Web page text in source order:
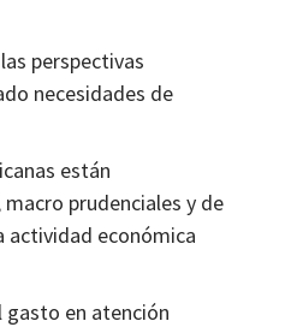
perspectivas
necesidades de
están
prudenciales y de
actividad económica
gasto en atención